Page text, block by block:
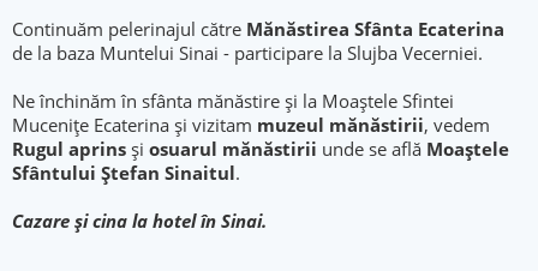
Continuăm pelerinajul către Mănăstirea Sfânta Ecaterina
de la baza Muntelui Sinai - participare la Slujba Vecerniei.
Ne închinăm în sfânta mănăstire și la Moaștele Sfintei
Mucenițe Ecaterina și vizitam muzeul mănăstirii, vedem
Rugul aprins și osuarul mănăstirii unde se află Moaștele
Sfântului Ștefan Sinaitul.
Cazare și cina la hotel în Sinai.